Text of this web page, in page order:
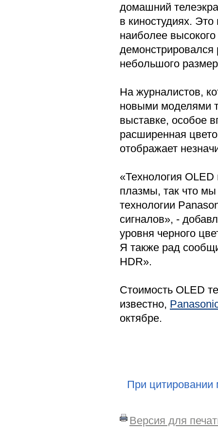
домашний
в киностудиях.
наиболее
небольшого
На журналистов,
новыми моделями
выставке, особое
расширенная
отображает
«Технология
плазмы, так что
технологии
сигналов», -
уровня черного
Я также рад
HDR».
Стоимость OLED
известно,
октябре.
При цитировании
Версия для